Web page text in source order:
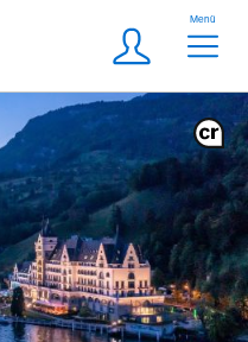
Meta
Login
Menü